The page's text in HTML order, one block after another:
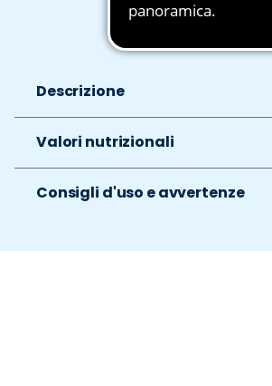
Descrizione
Valori nutrizionali
Consigli d'uso e avvertenze